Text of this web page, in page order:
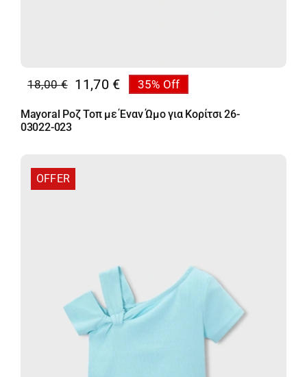
18,00€
Original
price
was:
11,70 €
Η
τρέχουσα
τιμή
35% Off
Mayoral Ροζ Τοπ με Έναν Ώμο για Κορίτσι 26-
03022-023
OFFER